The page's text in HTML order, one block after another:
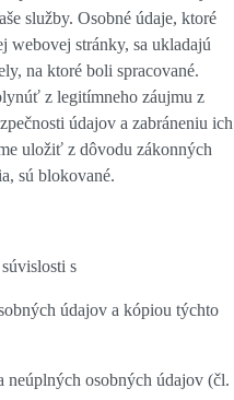
služby. Osobné údaje, ktoré
webovej stránky, sa ukladajú
na ktoré boli spracované.
z legitímneho záujmu z
údajov a zabráneniu ich
uložiť z dôvodu zákonných
sú blokované.
s
údajov a kópiou týchto
neúplných osobných údajov (čl.